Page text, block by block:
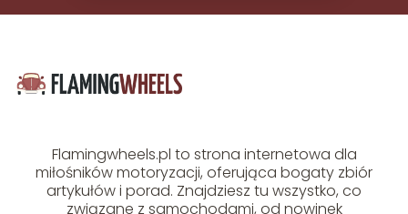
Flamingwheels.pl to strona internetowa dla
miłośników motoryzacji, oferująca bogaty zbiór
artykułów i porad. Znajdziesz tu wszystko, co
związane z samochodami, od nowinek